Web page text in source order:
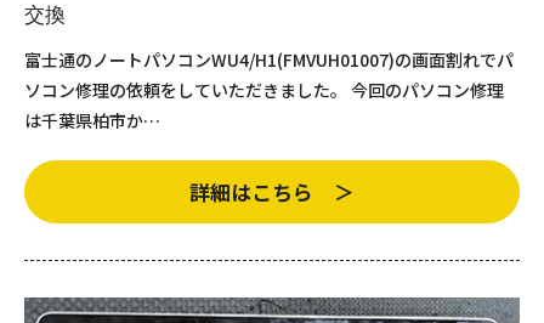
交換
富士通のノートパソコンWU4/H1(FMVUH01007)の画面割れでパ
ソコン修理の依頼をしていただきました。 今回のパソコン修理
は千葉県柏市か…
詳細はこちら ＞